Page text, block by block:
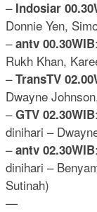
– Indosiar
Donnie Yen,
–antv 00.30WIB
Rukh Khan,
–TransTV
Dwayne
–GTV 02.30WIB:
dinihari –
–antv 02.30WIB
dinihari –
Sutinah)
—